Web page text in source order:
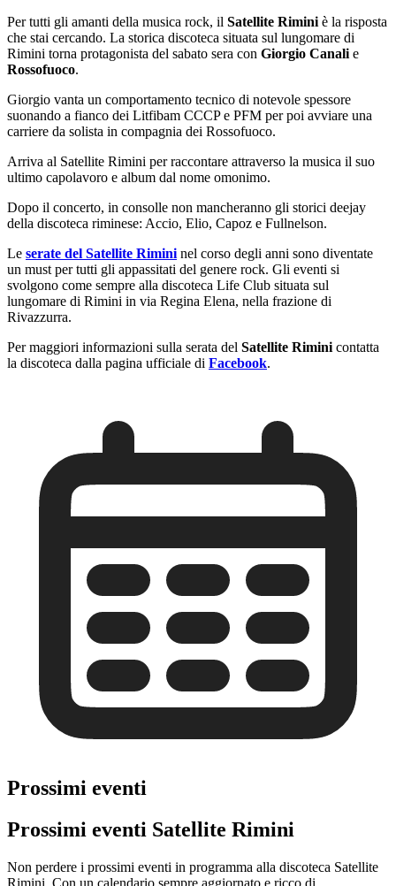
Per tutti gli amanti della musica rock, il Satellite Rimini è la risposta
che stai cercando. La storica discoteca situata sul lungomare di
Rimini torna protagonista del sabato sera con Giorgio Canali e
Rossofuoco.
Giorgio vanta un comportamento tecnico di notevole spessore
suonando a fianco dei Litfibam CCCP e PFM per poi avviare una
carriere da solista in compagnia dei Rossofuoco.
Arriva al Satellite Rimini per raccontare attraverso la musica il suo
ultimo capolavoro e album dal nome omonimo.
Dopo il concerto, in consolle non mancheranno gli storici deejay
della discoteca riminese: Accio, Elio, Capoz e Fullnelson.
Le serate del Satellite Rimini nel corso degli anni sono diventate
un must per tutti gli appassitati del genere rock. Gli eventi si
svolgono come sempre alla discoteca Life Club situata sul
lungomare di Rimini in via Regina Elena, nella frazione di
Rivazzurra.
Per maggiori informazioni sulla serata del Satellite Rimini contatta
la discoteca dalla pagina ufficiale di Facebook.
Prossimi eventi
Prossimi eventi Satellite Rimini
Non perdere i prossimi eventi in programma alla discoteca Satellite
Rimini. Con un calendario sempre aggiornato e ricco di